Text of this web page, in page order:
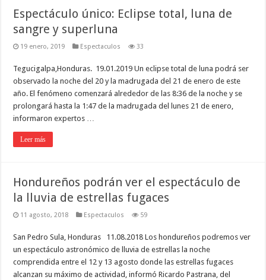
Espectáculo único: Eclipse total, luna de
sangre y superluna
19 enero, 2019 Espectaculos 33
Tegucigalpa,Honduras. 19.01.2019 Un eclipse total de luna podrá ser
observado la noche del 20 y la madrugada del 21 de enero de este
año. El fenómeno comenzará alrededor de las 8:36 de la noche y se
prolongará hasta la 1:47 de la madrugada del lunes 21 de enero,
informaron expertos …
Leer más
Hondureños podrán ver el espectáculo de
la lluvia de estrellas fugaces
11 agosto, 2018 Espectaculos 59
San Pedro Sula, Honduras 11.08.2018 Los hondureños podremos ver
un espectáculo astronómico de lluvia de estrellas la noche
comprendida entre el 12 y 13 agosto donde las estrellas fugaces
alcanzan su máximo de actividad, informó Ricardo Pastrana, del